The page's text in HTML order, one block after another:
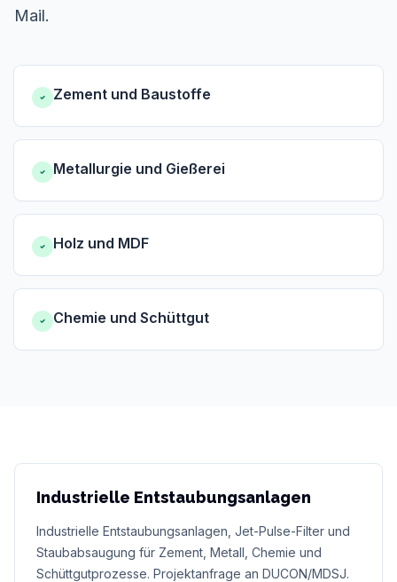
Mail.
Zement und Baustoffe
Metallurgie und Gießerei
Holz und MDF
Chemie und Schüttgut
Industrielle Entstaubungsanlagen
Industrielle Entstaubungsanlagen, Jet-Pulse-Filter und
Staubabsaugung für Zement, Metall, Chemie und
Schüttgutprozesse. Projektanfrage an DUCON/MDSJ.